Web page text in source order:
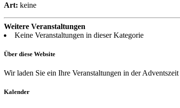
Art: keine
Weitere Veranstaltungen
Keine Veranstaltungen in dieser Kategorie
Über diese Website
Wir laden Sie ein Ihre Veranstaltungen in der Adventszeit
Kalender